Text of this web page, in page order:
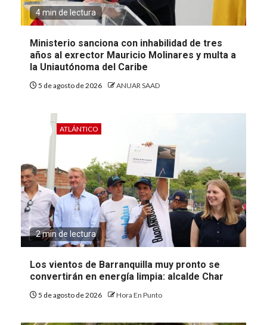
4 min de lectura
Ministerio sanciona con inhabilidad de tres
años al exrector Mauricio Molinares y multa a
la Uniautónoma del Caribe
5 de agosto de 2026 ANUAR SAAD
ATLÁNTICO
2 min de lectura
Los vientos de Barranquilla muy pronto se
convertirán en energía limpia: alcalde Char
5 de agosto de 2026 Hora En Punto